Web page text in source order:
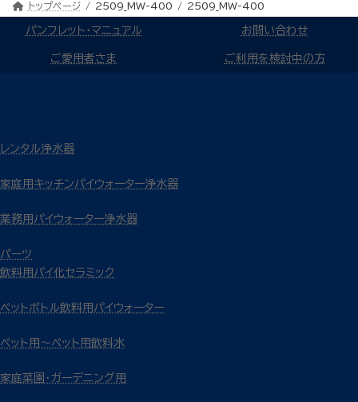
トップページ 2509_MW-400 2509_MW-400
パンフレット・マニュアル お問い合わせ
ご愛用者さま ご利用を検討中の方
レンタル浄水器
家庭用キッチンパイウォーター浄水器
業務用パイウォーター浄水器
パーツ
飲料用パイ化セラミック
ペットボトル飲料用パイウォーター
ペット用～ペット用飲料水
家庭菜園・ガーデニング用